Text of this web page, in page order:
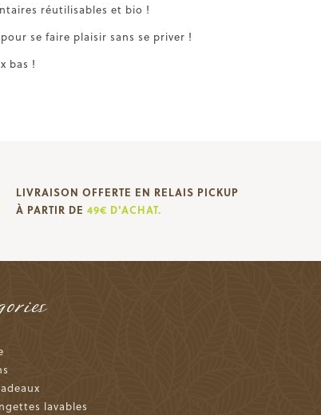
réutilisables et bio !
se faire plaisir sans se priver !
bas !
LIVRAISON OFFERTE EN RELAIS PICKUP
À PARTIR DE 49€ D'ACHAT.
lavables